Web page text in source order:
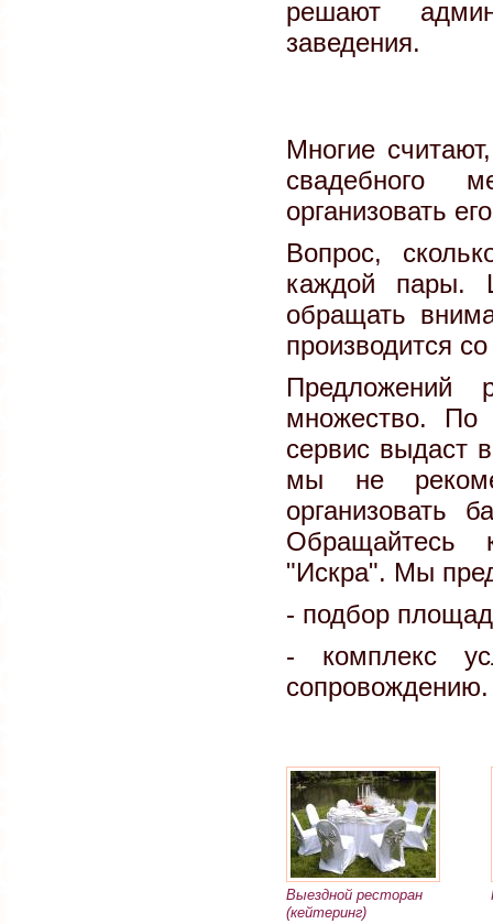
решают
заведения.
Многие
свадебного
организовать
Вопрос,
каждой пары.
обращать
производится
Предложений
множество. По
сервис выдаст
мы не
организовать
Обращайтесь
"Искра". Мы
- подбор
- комплекс
сопровождению.
Выездной ресторан
(кейтеринг)